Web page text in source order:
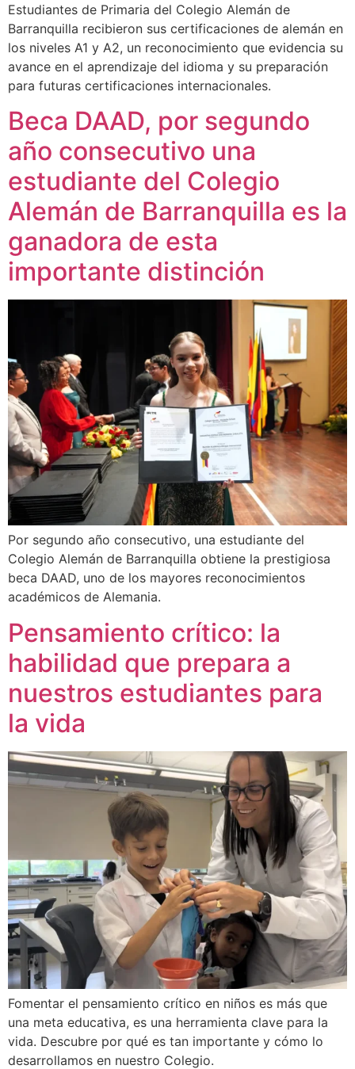
Estudiantes de Primaria del Colegio Alemán de
Barranquilla recibieron sus certificaciones de alemán en
los niveles A1 y A2, un reconocimiento que evidencia su
avance en el aprendizaje del idioma y su preparación
para futuras certificaciones internacionales.
Beca DAAD, por segundo
año consecutivo una
estudiante del Colegio
Alemán de Barranquilla es la
ganadora de esta
importante distinción​
Por segundo año consecutivo, una estudiante del
Colegio Alemán de Barranquilla obtiene la prestigiosa
beca DAAD, uno de los mayores reconocimientos
académicos de Alemania.
Pensamiento crítico: la
habilidad que prepara a
nuestros estudiantes para
la vida
Fomentar el pensamiento crítico en niños es más que
una meta educativa, es una herramienta clave para la
vida. Descubre por qué es tan importante y cómo lo
desarrollamos en nuestro Colegio.